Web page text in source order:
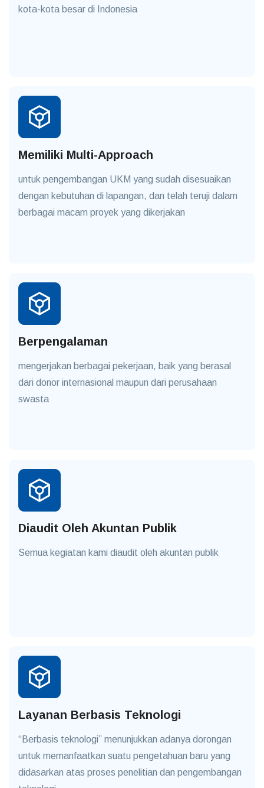
kota-kota besar di Indonesia
Memiliki Multi-Approach
untuk pengembangan UKM yang sudah disesuaikan
dengan kebutuhan di lapangan, dan telah teruji dalam
berbagai macam proyek yang dikerjakan
Berpengalaman
mengerjakan berbagai pekerjaan, baik yang berasal
dari donor internasional maupun dari perusahaan
swasta
Diaudit Oleh Akuntan Publik
Semua kegiatan kami diaudit oleh akuntan publik
Layanan Berbasis Teknologi
“Berbasis teknologi” menunjukkan adanya dorongan
untuk memanfaatkan suatu pengetahuan baru yang
didasarkan atas proses penelitian dan pengembangan